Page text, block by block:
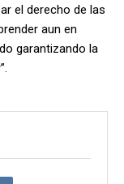
el derecho de las
aun en
garantizando la